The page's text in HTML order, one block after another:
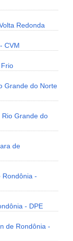
Redonda
CVM
Grande do Norte
Rio Grande do
de
Rondônia -
- DPE
de Rondônia -